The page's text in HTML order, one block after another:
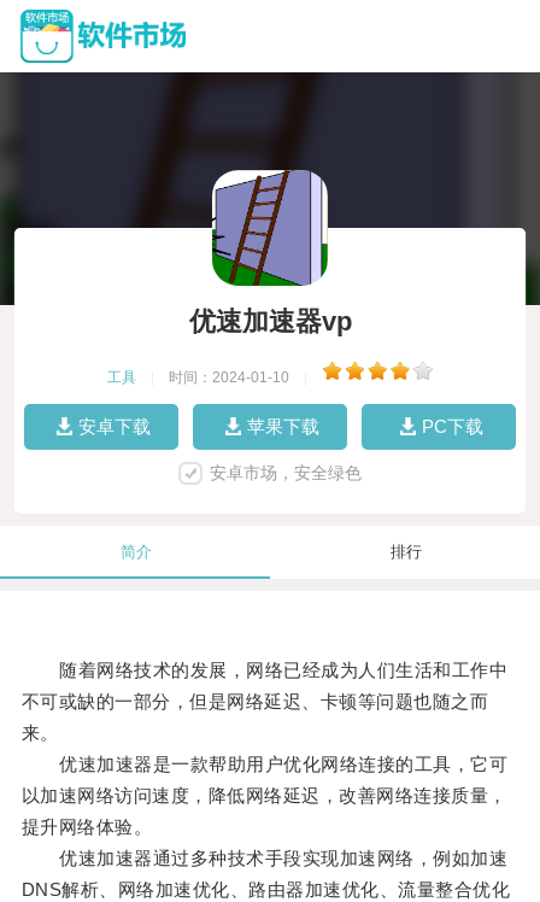
优速加速器vp
工具 时间：2024-01-10
安卓下载 苹果下载 PC下载
安卓市场，安全绿色
简介 排行
随着网络技术的发展，网络已经成为人们生活和工作中
不可或缺的一部分，但是网络延迟、卡顿等问题也随之而
来。
优速加速器是一款帮助用户优化网络连接的工具，它可
以加速网络访问速度，降低网络延迟，改善网络连接质量，
提升网络体验。
优速加速器通过多种技术手段实现加速网络，例如加速
DNS解析、网络加速优化、路由器加速优化、流量整合优化